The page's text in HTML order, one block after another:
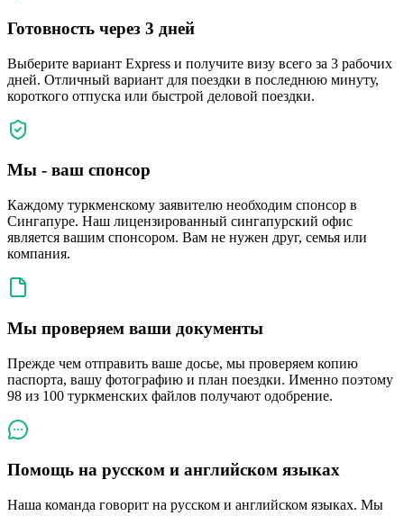
Готовность через 3 дней
Выберите вариант Express и получите визу всего за 3 рабочих
дней. Отличный вариант для поездки в последнюю минуту,
короткого отпуска или быстрой деловой поездки.
Мы - ваш спонсор
Каждому туркменскому заявителю необходим спонсор в
Сингапуре. Наш лицензированный сингапурский офис
является вашим спонсором. Вам не нужен друг, семья или
компания.
Мы проверяем ваши документы
Прежде чем отправить ваше досье, мы проверяем копию
паспорта, вашу фотографию и план поездки. Именно поэтому
98 из 100 туркменских файлов получают одобрение.
Помощь на русском и английском языках
Наша команда говорит на русском и английском языках. Мы